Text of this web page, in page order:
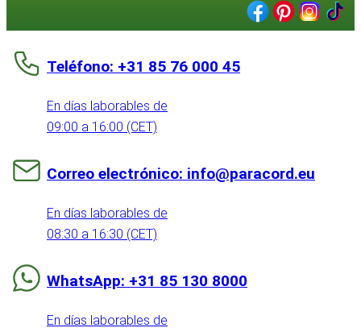
Teléfono: +31 85 76 000 45
En días laborables de
09:00 a 16:00 (CET)
Correo electrónico: info@paracord.eu
En días laborables de
08:30 a 16:30 (CET)
WhatsApp: +31 85 130 8000
En días laborables de